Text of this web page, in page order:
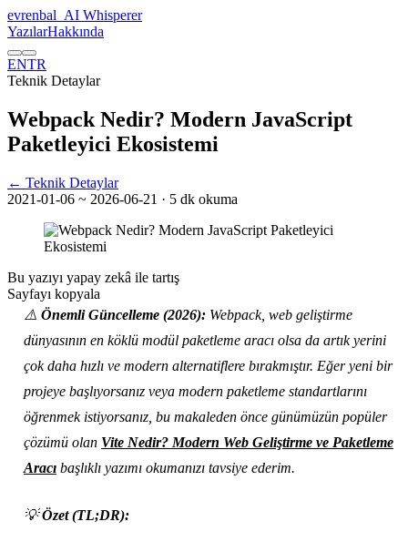
evrenbal AI Whisperer
YazılarHakkında
ENTR
Teknik Detaylar
Webpack Nedir? Modern JavaScript
Paketleyici Ekosistemi
← Teknik Detaylar
2021-01-06 ~ 2026-06-21 · 5 dk okuma
Bu yazıyı yapay zekâ ile tartış
Sayfayı kopyala
⚠️ Önemli Güncelleme (2026): Webpack, web geliştirme
dünyasının en köklü modül paketleme aracı olsa da artık yerini
çok daha hızlı ve modern alternatiflere bırakmıştır. Eğer yeni bir
projeye başlıyorsanız veya modern paketleme standartlarını
öğrenmek istiyorsanız, bu makaleden önce günümüzün popüler
çözümü olan Vite Nedir? Modern Web Geliştirme ve Paketleme
Aracı başlıklı yazımı okumanızı tavsiye ederim.
💡Özet (TL;DR):